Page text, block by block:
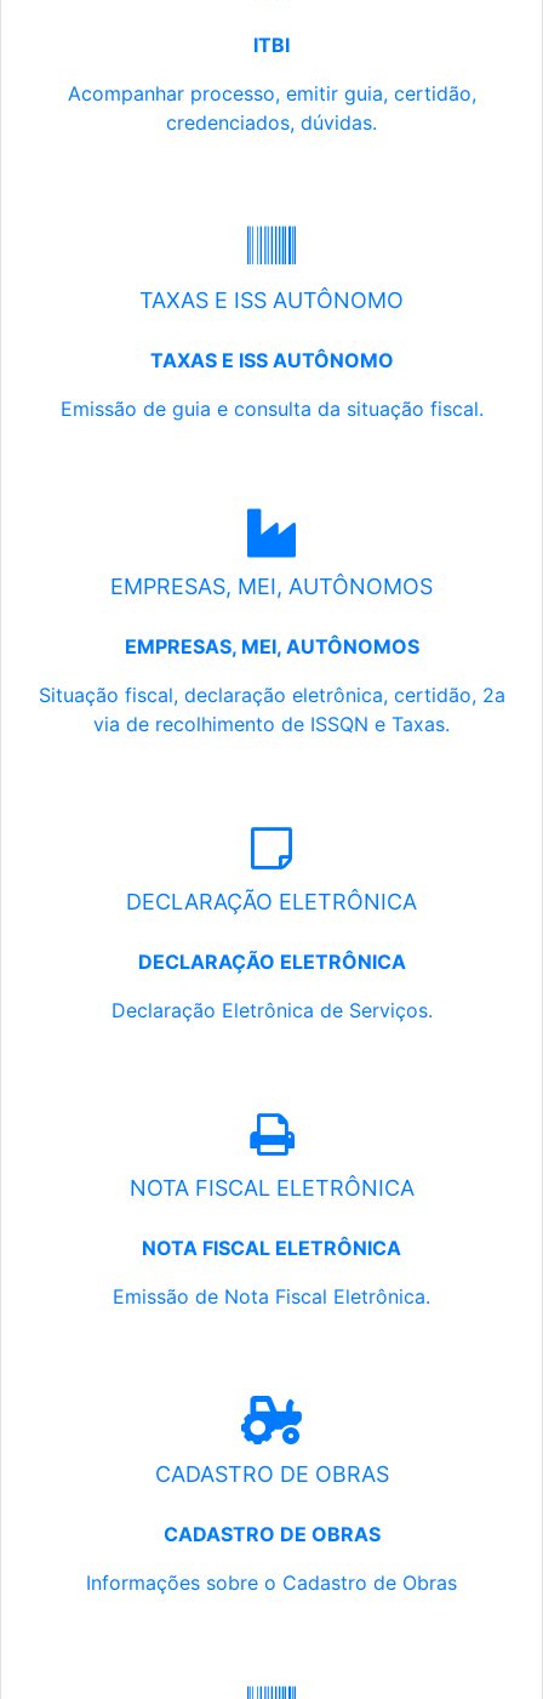
ITBI
Acompanhar processo, emitir guia, certidão,
credenciados, dúvidas.
TAXAS E ISS AUTÔNOMO
TAXAS E ISS AUTÔNOMO
Emissão de guia e consulta da situação fiscal.
EMPRESAS, MEI, AUTÔNOMOS
EMPRESAS, MEI, AUTÔNOMOS
Situação fiscal, declaração eletrônica, certidão, 2a
via de recolhimento de ISSQN e Taxas.
DECLARAÇÃO ELETRÔNICA
DECLARAÇÃO ELETRÔNICA
Declaração Eletrônica de Serviços.
NOTA FISCAL ELETRÔNICA
NOTA FISCAL ELETRÔNICA
Emissão de Nota Fiscal Eletrônica.
CADASTRO DE OBRAS
CADASTRO DE OBRAS
Informações sobre o Cadastro de Obras